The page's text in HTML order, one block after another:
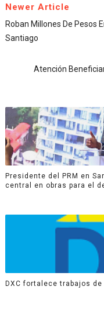
Newer Article
Roban Millones De Pesos
Santiago
Atención
Presidente del PRM en
central en obras para el
DXC fortalece trabajos